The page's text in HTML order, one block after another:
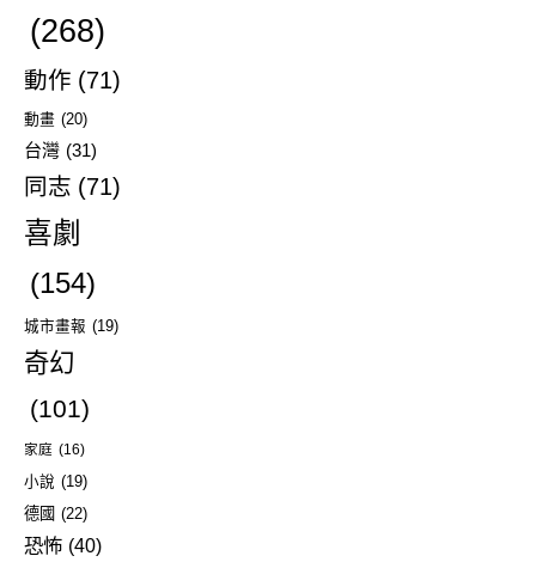
(268)
動作 (71)
動畫 (20)
台灣 (31)
同志 (71)
喜劇
(154)
城市畫報 (19)
奇幻
(101)
家庭 (16)
小說 (19)
德國 (22)
恐怖 (40)